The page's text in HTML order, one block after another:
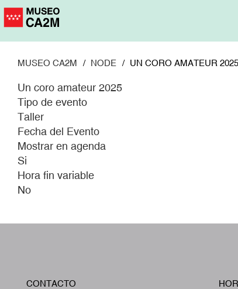
Pasar
MUSEO CA2M NODE UN CORO AMATEUR 2025
Un coro amateur 2025
Tipo de evento
Taller
Fecha del Evento
Mostrar en agenda
Si
Hora fin variable
No
CONTACTO